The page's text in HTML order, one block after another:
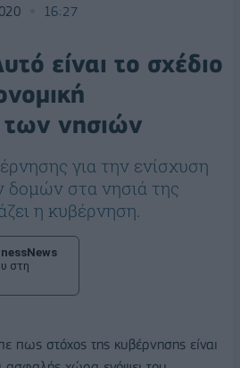
16:27
είναι το σχέδιο
νησιών
για την ενίσχυση
δομών στα νησιά της
η κυβέρνηση.
στη
πως στόχος της κυβέρνησης είναι